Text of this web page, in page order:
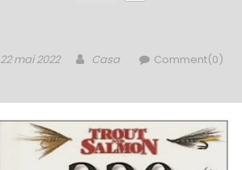
Posted
22 mai 2022 Author
Casa Comment(0)